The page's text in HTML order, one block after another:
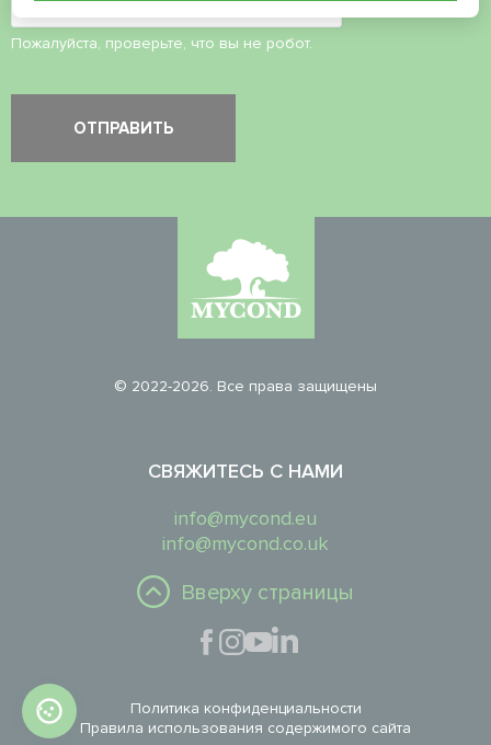
Пожалуйста, проверьте, что вы не робот.
© 2022-2026. Все права защищены
СВЯЖИТЕСЬ С НАМИ
info@mycond.eu
info@mycond.co.uk
Вверху страницы
Политика конфиденциальности
Правила использования содержимого сайта